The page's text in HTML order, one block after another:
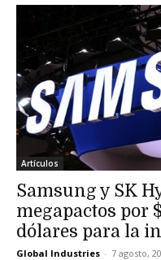
Artículos
Samsung y SK
megapactos por
dólares para la
Global Industries - 7 agosto,